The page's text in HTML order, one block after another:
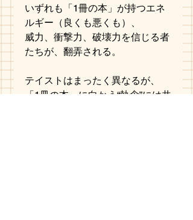
いずれも「1冊の本」が持つエネ
ルギー（良くも悪くも）、
威力、衝撃力、破壊力を信じる者
たちが、翻弄される。
テイストはまったく異なるが、
「1冊の本」に向かう“執念”には共